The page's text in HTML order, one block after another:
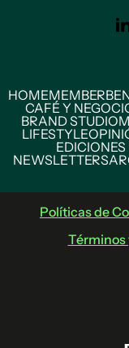
HOMEMEMBER
CAFÉ Y
BRAND STUDIO
LIFESTYLE
EDICIONES
NEWSLETTERS
Políticas de
Términos